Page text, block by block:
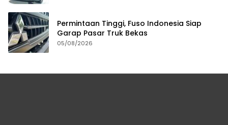
Permintaan Tinggi, Fuso Indonesia Siap
Garap Pasar Truk Bekas
05/08/2026